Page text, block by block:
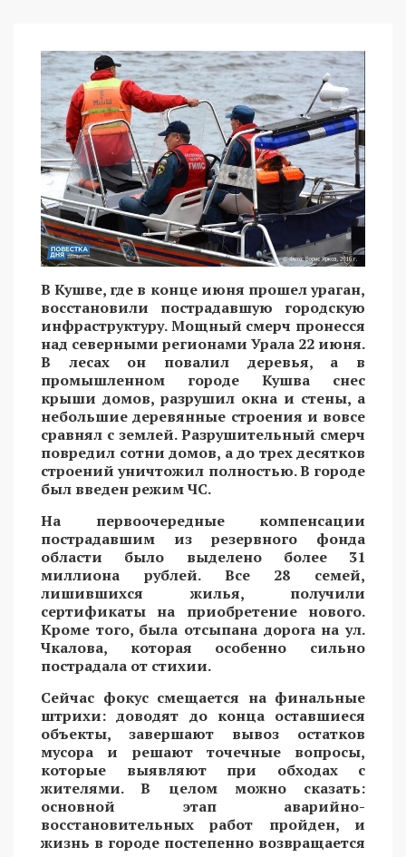
В Кушве, где в конце июня прошел ураган,
восстановили пострадавшую городскую
инфраструктуру. Мощный смерч пронесся
над северными регионами Урала 22 июня.
В лесах он повалил деревья, а в
промышленном городе Кушва снес
крыши домов, разрушил окна и стены, а
небольшие деревянные строения и вовсе
сравнял с землей. Разрушительный смерч
повредил сотни домов, а до трех десятков
строений уничтожил полностью. В городе
был введен режим ЧС.
На первоочередные компенсации
пострадавшим из резервного фонда
области было выделено более 31
миллиона рублей. Все 28 семей,
лишившихся жилья, получили
сертификаты на приобретение нового.
Кроме того, была отсыпана дорога на ул.
Чкалова, которая особенно сильно
пострадала от стихии.
Сейчас фокус смещается на финальные
штрихи: доводят до конца оставшиеся
объекты, завершают вывоз остатков
мусора и решают точечные вопросы,
которые выявляют при обходах с
жителями. В целом можно сказать:
основной этап аварийно-
восстановительных работ пройден, и
жизнь в городе постепенно возвращается